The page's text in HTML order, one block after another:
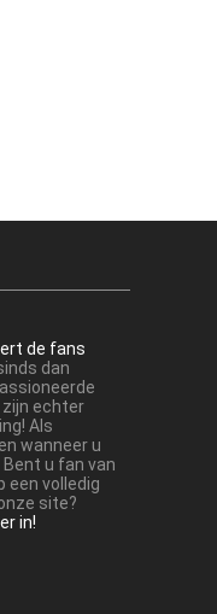
de fans
dan
zijn echter
Als
wanneer u
u fan van
een volledig
site?
in!